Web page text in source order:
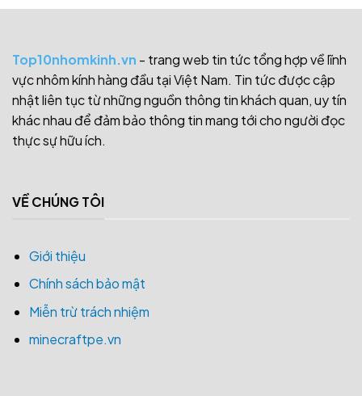
Top10nhomkinh.vn - trang web tin tức tổng hợp về lĩnh
vực nhôm kính hàng đầu tại Việt Nam. Tin tức được cập
nhật liên tục từ những nguồn thông tin khách quan, uy tín
khác nhau để đảm bảo thông tin mang tới cho người đọc
thực sự hữu ích.
VỀ CHÚNG TÔI
Giới thiệu
Chính sách bảo mật
Miễn trừ trách nhiệm
minecraftpe.vn